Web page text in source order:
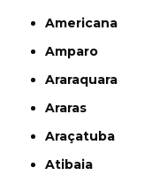
Americana
Amparo
Araraquara
Araras
Araçatuba
Atibaia